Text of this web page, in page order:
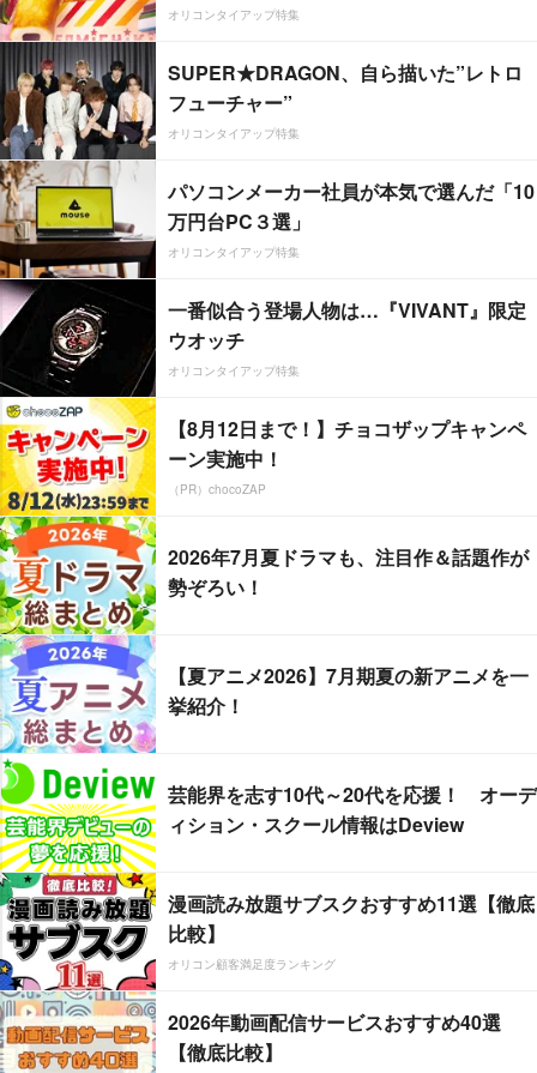
オリコンタイアップ特集
SUPER★DRAGON、自ら描いた”レトロ
フューチャー”
オリコンタイアップ特集
パソコンメーカー社員が本気で選んだ「10
万円台PC３選」
オリコンタイアップ特集
一番似合う登場人物は…『VIVANT』限定
ウオッチ
オリコンタイアップ特集
【8月12日まで！】チョコザップキャンペ
ーン実施中！
（PR）chocoZAP
2026年7月夏ドラマも、注目作＆話題作が
勢ぞろい！
【夏アニメ2026】7月期夏の新アニメを一
挙紹介！
芸能界を志す10代～20代を応援！ オーデ
ィション・スクール情報はDeview
漫画読み放題サブスクおすすめ11選【徹底
比較】
オリコン顧客満足度ランキング
2026年動画配信サービスおすすめ40選
【徹底比較】